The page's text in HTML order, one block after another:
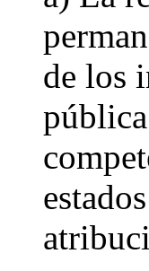
de los